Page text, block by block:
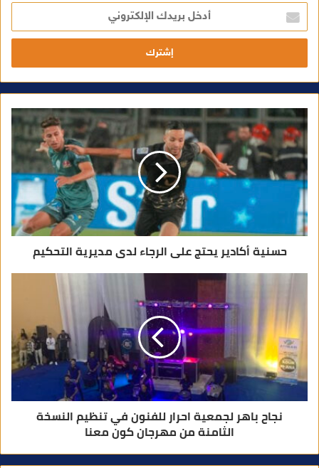
خ
ل
ر
ا
ل
إ
ك
ت
ر
و
ي
حسنية أكادير يحتج على الرجاء لدى مديرية التحكيم
نجاح باهر لجمعية احرار للفنون في تنظيم النسخة
الثامنة من مهرجان كون معنا